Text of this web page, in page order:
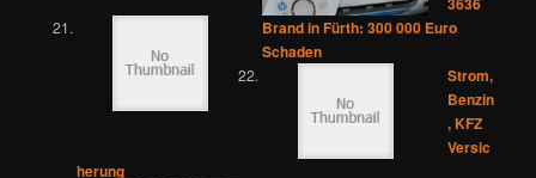
Brand in Fürth: 300 000 Euro
Schaden
Strom,
Benzin
, KFZ
Versic
herung